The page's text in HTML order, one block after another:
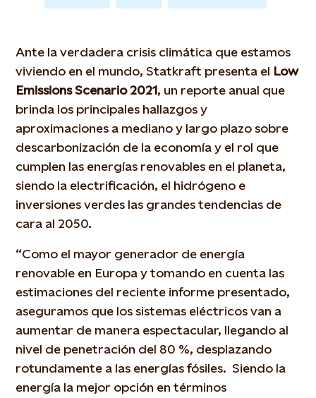
Ante la verdadera crisis climática que estamos
viviendo en el mundo, Statkraft presenta el Low
Emissions Scenario 2021, un reporte anual que
brinda los principales hallazgos y
aproximaciones a mediano y largo plazo sobre
descarbonización de la economía y el rol que
cumplen las energías renovables en el planeta,
siendo la electrificación, el hidrógeno e
inversiones verdes las grandes tendencias de
cara al 2050.
“Como el mayor generador de energía
renovable en Europa y tomando en cuenta las
estimaciones del reciente informe presentado,
aseguramos que los sistemas eléctricos van a
aumentar de manera espectacular, llegando al
nivel de penetración del 80 %, desplazando
rotundamente a las energías fósiles. Siendo la
energía la mejor opción en términos